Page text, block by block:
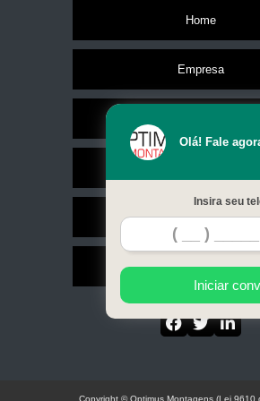
interfaces ihm melsoft gtworks Itu
interface ihm gt10 mitsubishi Indaiatuba
interface ihm got mitsubishi Vinhedo
onde fazem interface ihm gt25 mitsubishi Jundiaí
onde fazem interface ihm got2000 mitsubishi
empresa que faz interface ihm got1000
onde fazem interface ihm melsoft gtworks
onde fazem interface ihm mitsubishi Vinhedo
onde fazem interface ihm mitsubishi Sorocaba
empresa que faz interface ihm melsoft gtworks
interfaces ihm got2000 mitsubishi Sumaré
Home
Empresa
Contato
Mapa do site
Olá! Fale
Insira seu
Iniciar
Copyright © Optimus Montagens (Lei 9610